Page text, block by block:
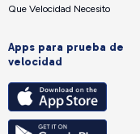
Que Velocidad Necesito
Apps para prueba de
velocidad